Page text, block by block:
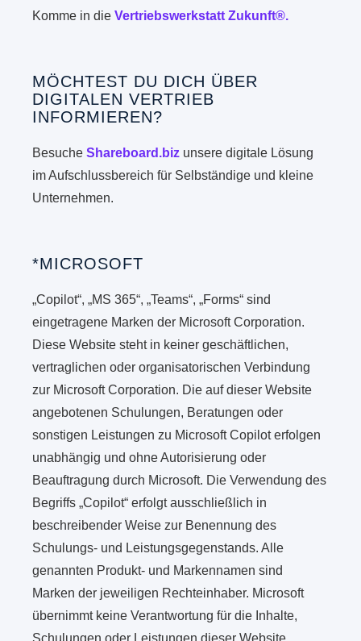
Komme in dieVertriebswerkstatt Zukunft®.
MÖCHTEST DU DICH ÜBER
DIGITALEN VERTRIEB
INFORMIEREN?
BesucheShareboard.biz unsere digitale Lösung
im Aufschlussbereich für Selbständige und kleine
Unternehmen.
*MICROSOFT
„Copilot“, „MS 365“, „Teams“, „Forms“ sind
eingetragene Marken der Microsoft Corporation.
Diese Website steht in keiner geschäftlichen,
vertraglichen oder organisatorischen Verbindung
zur Microsoft Corporation. Die auf dieser Website
angebotenen Schulungen, Beratungen oder
sonstigen Leistungen zu Microsoft Copilot erfolgen
unabhängig und ohne Autorisierung oder
Beauftragung durch Microsoft. Die Verwendung des
Begriffs „Copilot“ erfolgt ausschließlich in
beschreibender Weise zur Benennung des
Schulungs- und Leistungsgegenstands. Alle
genannten Produkt- und Markennamen sind
Marken der jeweiligen Rechteinhaber. Microsoft
übernimmt keine Verantwortung für die Inhalte,
Schulungen oder Leistungen dieser Website.